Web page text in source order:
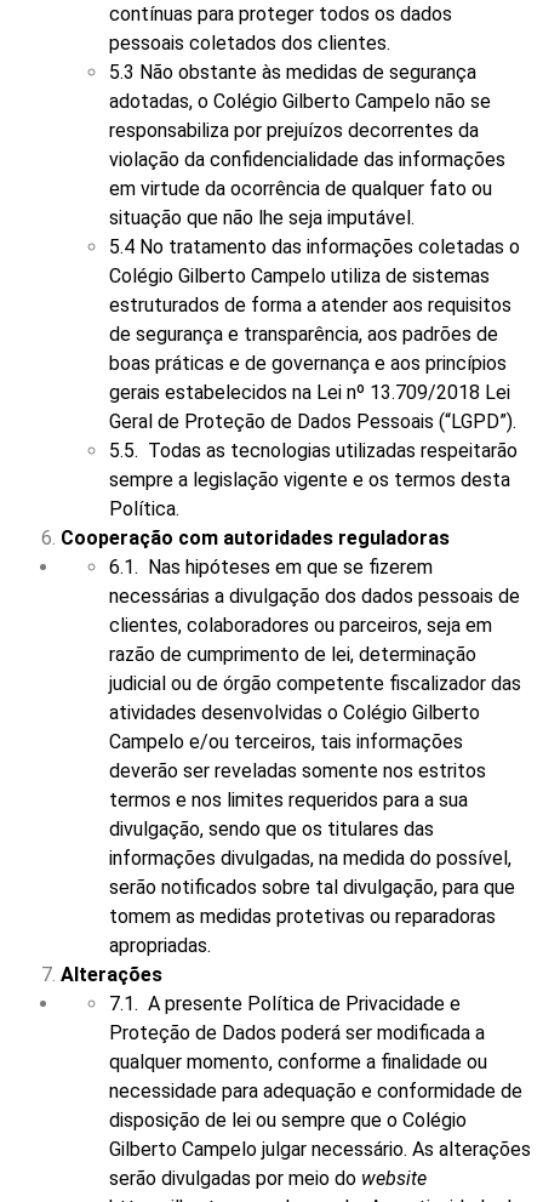
contínuas para proteger todos os dados
pessoais coletados dos clientes.
5.3 Não obstante às medidas de segurança
adotadas, o Colégio Gilberto Campelo não se
responsabiliza por prejuízos decorrentes da
violação da confidencialidade das informações
em virtude da ocorrência de qualquer fato ou
situação que não lhe seja imputável.
5.4 No tratamento das informações coletadas o
Colégio Gilberto Campelo utiliza de sistemas
estruturados de forma a atender aos requisitos
de segurança e transparência, aos padrões de
boas práticas e de governança e aos princípios
gerais estabelecidos na Lei nº 13.709/2018 Lei
Geral de Proteção de Dados Pessoais (“LGPD”).
5.5. Todas as tecnologias utilizadas respeitarão
sempre a legislação vigente e os termos desta
Política.
Cooperação com autoridades reguladoras
6.1. Nas hipóteses em que se fizerem
necessárias a divulgação dos dados pessoais de
clientes, colaboradores ou parceiros, seja em
razão de cumprimento de lei, determinação
judicial ou de órgão competente fiscalizador das
atividades desenvolvidas o Colégio Gilberto
Campelo e/ou terceiros, tais informações
deverão ser reveladas somente nos estritos
termos e nos limites requeridos para a sua
divulgação, sendo que os titulares das
informações divulgadas, na medida do possível,
serão notificados sobre tal divulgação, para que
tomem as medidas protetivas ou reparadoras
apropriadas.
Alterações
7.1. A presente Política de Privacidade e
Proteção de Dados poderá ser modificada a
qualquer momento, conforme a finalidade ou
necessidade para adequação e conformidade de
disposição de lei ou sempre que o Colégio
Gilberto Campelo julgar necessário. As alterações
serão divulgadas por meio do website